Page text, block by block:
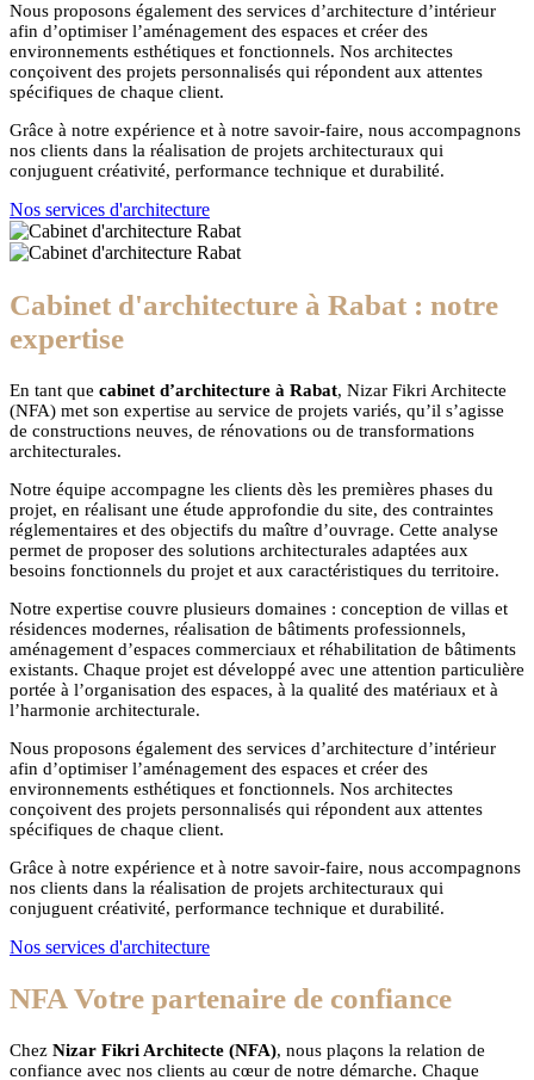
Nous proposons également des services d’architecture d’intérieur
afin d’optimiser l’aménagement des espaces et créer des
environnements esthétiques et fonctionnels. Nos architectes
conçoivent des projets personnalisés qui répondent aux attentes
spécifiques de chaque client.
Grâce à notre expérience et à notre savoir-faire, nous accompagnons
nos clients dans la réalisation de projets architecturaux qui
conjuguent créativité, performance technique et durabilité.
Nos services d'architecture
Cabinet d'architecture à Rabat : notre
expertise
En tant que cabinet d’architecture à Rabat, Nizar Fikri Architecte
(NFA) met son expertise au service de projets variés, qu’il s’agisse
de constructions neuves, de rénovations ou de transformations
architecturales.
Notre équipe accompagne les clients dès les premières phases du
projet, en réalisant une étude approfondie du site, des contraintes
réglementaires et des objectifs du maître d’ouvrage. Cette analyse
permet de proposer des solutions architecturales adaptées aux
besoins fonctionnels du projet et aux caractéristiques du territoire.
Notre expertise couvre plusieurs domaines : conception de villas et
résidences modernes, réalisation de bâtiments professionnels,
aménagement d’espaces commerciaux et réhabilitation de bâtiments
existants. Chaque projet est développé avec une attention particulière
portée à l’organisation des espaces, à la qualité des matériaux et à
l’harmonie architecturale.
Nous proposons également des services d’architecture d’intérieur
afin d’optimiser l’aménagement des espaces et créer des
environnements esthétiques et fonctionnels. Nos architectes
conçoivent des projets personnalisés qui répondent aux attentes
spécifiques de chaque client.
Grâce à notre expérience et à notre savoir-faire, nous accompagnons
nos clients dans la réalisation de projets architecturaux qui
conjuguent créativité, performance technique et durabilité.
Nos services d'architecture
NFA Votre partenaire de confiance
Chez Nizar Fikri Architecte (NFA), nous plaçons la relation de
confiance avec nos clients au cœur de notre démarche. Chaque